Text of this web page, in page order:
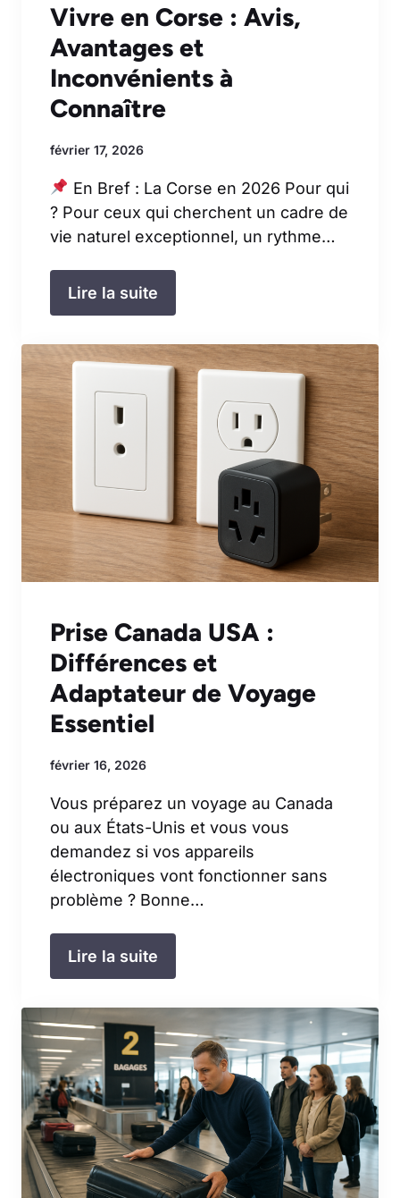
Vivre en Corse : Avis,
Avantages et
Inconvénients à
Connaître
février 17, 2026
En Bref : La Corse en 2026 Pour qui
? Pour ceux qui cherchent un cadre de
vie naturel exceptionnel, un rythme…
Lire la suite
Prise Canada USA :
Différences et
Adaptateur de Voyage
Essentiel
février 16, 2026
Vous préparez un voyage au Canada
ou aux États-Unis et vous vous
demandez si vos appareils
électroniques vont fonctionner sans
problème ? Bonne…
Lire la suite